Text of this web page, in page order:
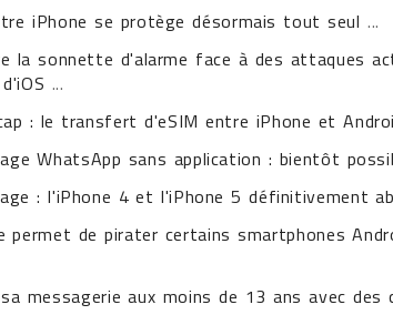
iPhone se protège désormais tout seul ...
la sonnette d'alarme face à des attaques
...
: le transfert d'eSIM entre iPhone et
WhatsApp sans application : bientôt
: l'iPhone 4 et l'iPhone 5 définitivement
permet de pirater certains smartphones
messagerie aux moins de 13 ans avec des